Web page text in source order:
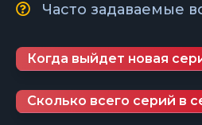
Часто задаваемые
Когда выйдет новая
Сколько всего серий в